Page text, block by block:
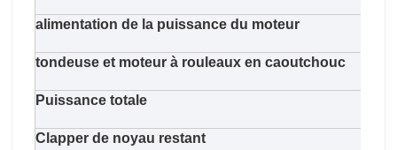
alimentation de la puissance du moteur
tondeuse et moteur à rouleaux en caoutchouc
Puissance totale
Clapper de noyau restant